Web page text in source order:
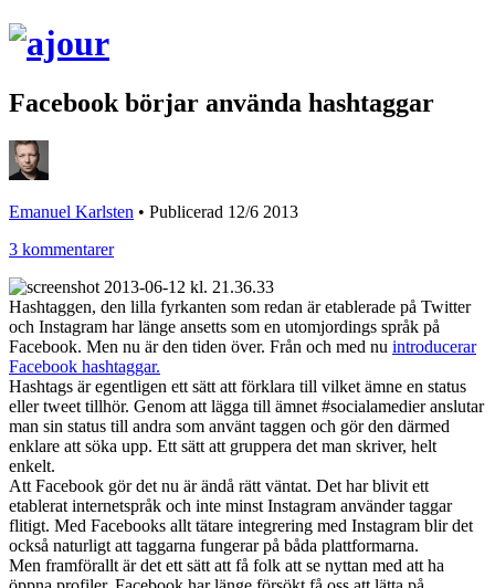
Facebook börjar använda hashtaggar
Emanuel Karlsten • Publicerad 12/6 2013
3 kommentarer
Hashtaggen, den lilla fyrkanten som redan är etablerade på Twitter
och Instagram har länge ansetts som en utomjordings språk på
Facebook. Men nu är den tiden över. Från och med nu introducerar
Facebook hashtaggar.
Hashtags är egentligen ett sätt att förklara till vilket ämne en status
eller tweet tillhör. Genom att lägga till ämnet #socialamedier anslutar
man sin status till andra som använt taggen och gör den därmed
enklare att söka upp. Ett sätt att gruppera det man skriver, helt
enkelt.
Att Facebook gör det nu är ändå rätt väntat. Det har blivit ett
etablerat internetspråk och inte minst Instagram använder taggar
flitigt. Med Facebooks allt tätare integrering med Instagram blir det
också naturligt att taggarna fungerar på båda plattformarna.
Men framförallt är det ett sätt att få folk att se nyttan med att ha